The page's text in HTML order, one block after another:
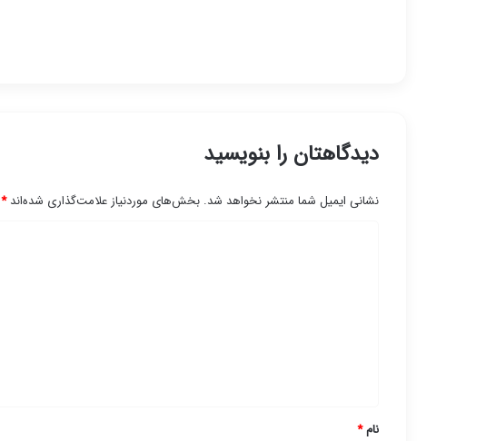
دیدگاهتان را بنویسید
نشانی ایمیل شما منتشر نخواهد شد. بخش‌های موردنیاز علامت‌گذاری شده‌اند*
نام*